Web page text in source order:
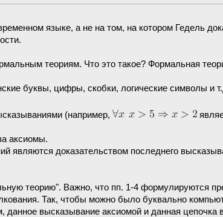
языке, а не на том, на котором Гедель
теориям. Что это такое? Формальная
буквы, цифры, скобки, логические символы и
(например,
аксиомы.
являются доказательством последнего
теорию". Важно, что пп. 1-4 формулируются
Так, чтобы можно было буквально
высказывание аксиомой и данная цепочка